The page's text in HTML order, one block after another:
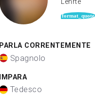
format_quote
PARLA CORRENTEMENTE
Spagnolo
IMPARA
Tedesco